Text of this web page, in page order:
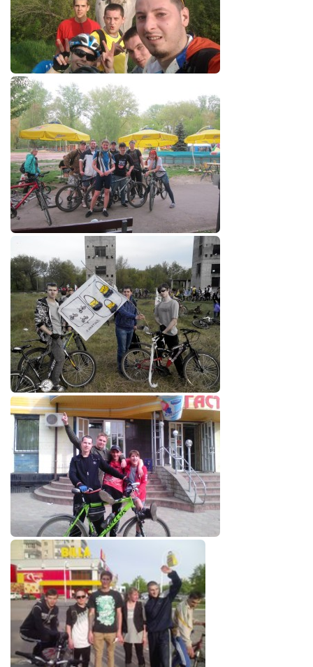
Режиссёры
Художники
Надія Белокур
Леонтий Костур
Римма Миленкова
Ирина Проценко
Александр Садовский
Сергей Степанов
Анна Черненко
Марина Фенота
Гостиная
Он и Она
Конкурсы
Фестиваль. Конкурс «Колибри» 2017
Конкурс «Колибри» 2016
Конкурс «Колибри» 2015
Конкурс «Колибри» 2014
Литературный конкурс «Я люблю Украину»
Конкурс «Колибри — детям!» 2014
Конкурс «Колибри» 2013
Интервью
Афиша
Афиша Киев
Афиша Сумы
О нас